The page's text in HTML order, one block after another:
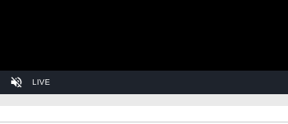
Unmute Stream